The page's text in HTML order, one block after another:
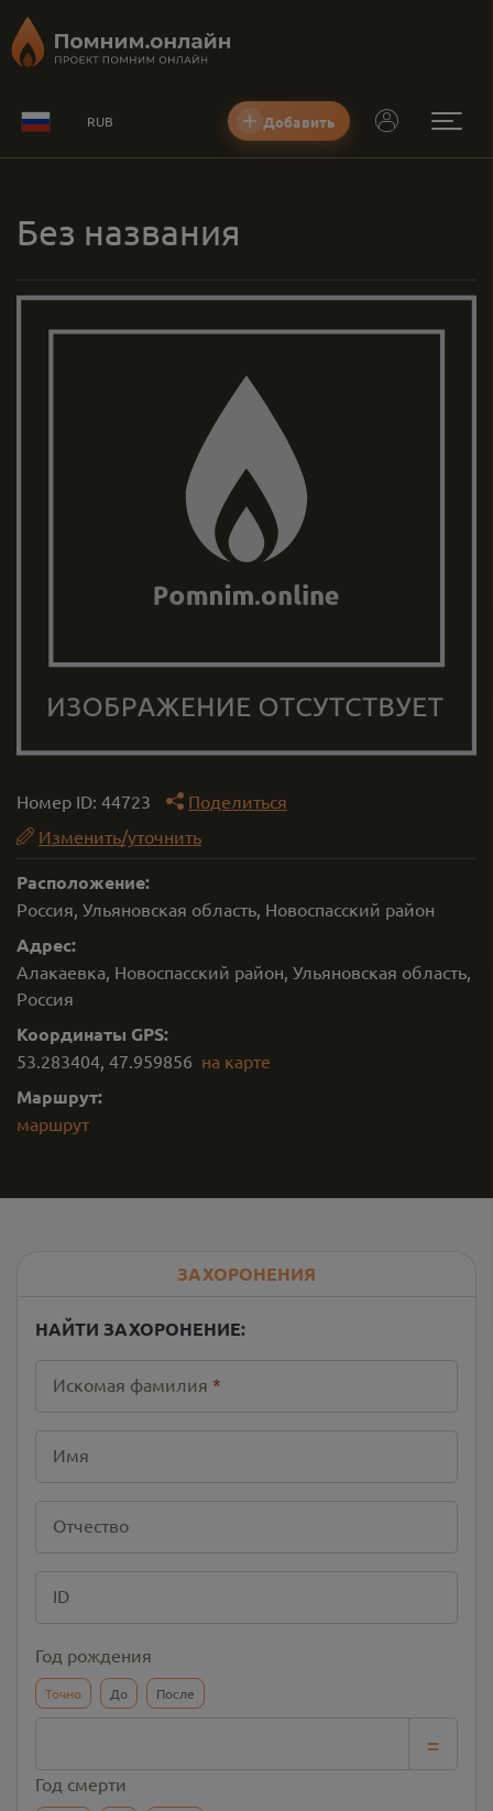
RUB Добавить
Без названия
Номер ID: 44723
Поделиться
Изменить/уточнить
Расположение:
Россия, Ульяновская область, Новоспасский район
Адрес:
Алакаевка, Новоспасский район, Ульяновская область,
Россия
Координаты GPS:
53.283404, 47.959856 на карте
Маршрут:
маршрут
ЗАХОРОНЕНИЯ
НАЙТИ ЗАХОРОНЕНИЕ:
Искомая фамилия *
Имя
Отчество
ID
Год рождения
Точно До После
=
Год смерти